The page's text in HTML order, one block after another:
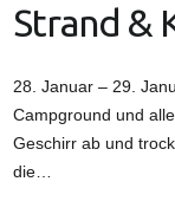
Strand &
28. Januar – 29.
Campground und
Geschirr ab und
die…